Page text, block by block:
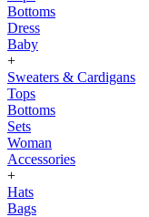
Bottoms
Dress
Baby
+
Sweaters & Cardigans
Tops
Bottoms
Sets
Woman
Accessories
+
Hats
Bags